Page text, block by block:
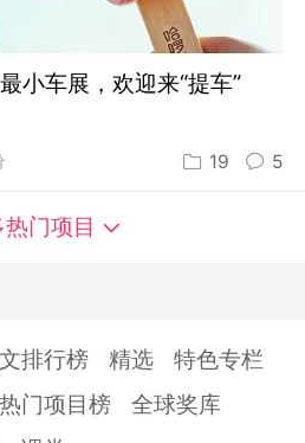
小车展，欢迎来“提车”
19 5
门项目
排行榜 精选
特色专栏
热门项目榜
全球奖库